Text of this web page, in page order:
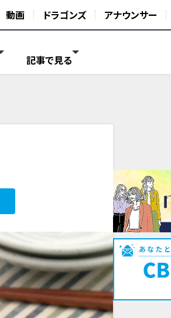
動画 ドラゴンズ アナウンサー
記事で見る